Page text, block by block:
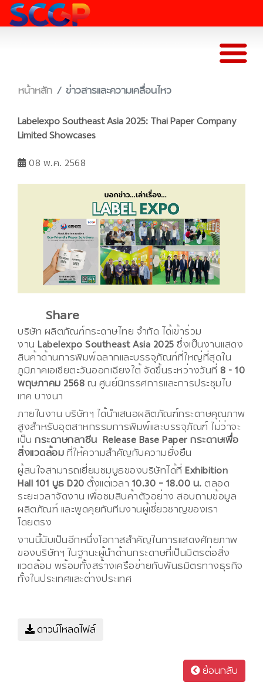
หน้าหลัก ข่าวสารและความเคลื่อนไหว
Labelexpo Southeast Asia 2025: Thai Paper Company
Limited Showcases
08 พ.ค. 2568
Share
บริษัท ผลิตภัณฑ์กระดาษไทย จำกัด ได้เข้าร่วม
งาน Labelexpo Southeast Asia 2025 ซึ่งเป็นงานแสดง
สินค้าด้านการพิมพ์ฉลากและบรรจุภัณฑ์ที่ใหญ่ที่สุดใน
ภูมิภาคเอเชียตะวันออกเฉียงใต้ จัดขึ้นระหว่างวันที่ 8 - 10
พฤษภาคม 2568 ณ ศูนย์นิทรรศการและการประชุมไบ
เทค บางนา
ภายในงาน บริษัทฯ ได้นำเสนอผลิตภัณฑ์กระดาษคุณภาพ
สูงสำหรับอุตสาหกรรมการพิมพ์และบรรจุภัณฑ์ ไม่ว่าจะ
เป็น กระดาษกลาซีน Release Base Paper กระดาษเพื่อ
สิ่งแวดล้อม ที่ให้ความสำคัญกับความยั่งยืน
ผู้สนใจสามารถเยี่ยมชมบูธของบริษัทได้ที่ Exhibition
Hall 101 บูธ D20 ตั้งแต่เวลา 10.30 – 18.00 น. ตลอด
ระยะเวลาจัดงาน เพื่อชมสินค้าตัวอย่าง สอบถามข้อมูล
ผลิตภัณฑ์ และพูดคุยกับทีมงานผู้เชี่ยวชาญของเรา
โดยตรง
งานนี้นับเป็นอีกหนึ่งโอกาสสำคัญในการแสดงศักยภาพ
ของบริษัทฯ ในฐานะผู้นำด้านกระดาษที่เป็นมิตรต่อสิ่ง
แวดล้อม พร้อมทั้งสร้างเครือข่ายกับพันธมิตรทางธุรกิจ
ทั้งในประเทศและต่างประเทศ
ดาวน์โหลดไฟล์
ย้อนกลับ